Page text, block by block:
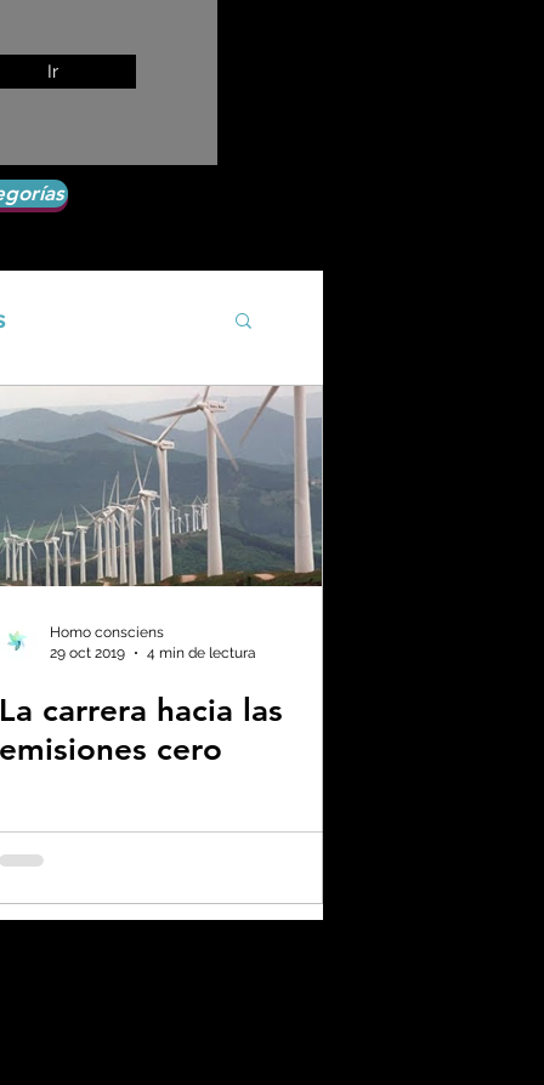
Ir
Agroecología
neutralidad
Homo consciens
29 oct 2019
4 min de lectura
La carrera hacia las
emisiones cero